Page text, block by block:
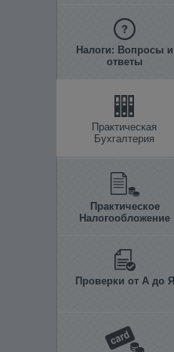
Налоги: Вопросы и
ответы
Практическая
Бухгалтерия
Практическое
Налогообложение
Проверки от А до Я